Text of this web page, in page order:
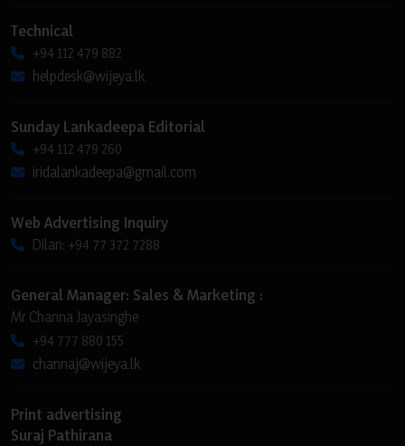
Technical
+94 112 479 882
helpdesk@wijeya.lk
Sunday Lankadeepa Editorial
+94 112 479 260
iridalankadeepa@gmail.com
Web Advertising Inquiry
Dilan: +94 77 372 7288
General Manager: Sales & Marketing :
Mr Channa Jayasinghe
+94 777 880 155
channaj@wijeya.lk
Print advertising
Suraj Pathirana